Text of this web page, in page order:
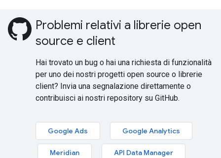
Problemi relativi a librerie open
source e client
Hai trovato un bug o hai una richiesta di funzionalità
per uno dei nostri progetti open source o librerie
client? Invia una segnalazione direttamente o
contribuisci ai nostri repository su GitHub.
Google Ads Google Analytics
Meridian API Data Manager